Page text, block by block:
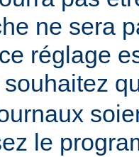
ne sera
réglage
le